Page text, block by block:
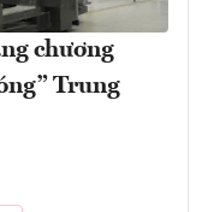
chương
Trung